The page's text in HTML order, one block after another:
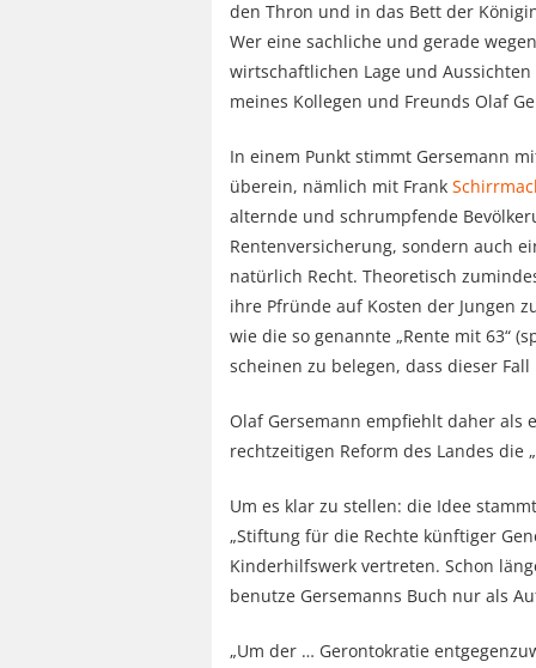
den Thron und in das Bett der
Wer eine sachliche und gerade
wirtschaftlichen Lage und
meines Kollegen und Freunds Olaf
In einem Punkt stimmt Gersemann
überein, nämlich mit Frank
alternde und schrumpfende
Rentenversicherung, sondern auch
natürlich Recht. Theoretisch
ihre Pfründe auf Kosten der Jungen
wie die so genannte „Rente mit 63“
scheinen zu belegen, dass dieser
Olaf Gersemann empfiehlt daher als
rechtzeitigen Reform des Landes die
Um es klar zu stellen: die Idee
„Stiftung für die Rechte künftiger
Kinderhilfswerk vertreten. Schon
benutze Gersemanns Buch nur als
„Um der … Gerontokratie